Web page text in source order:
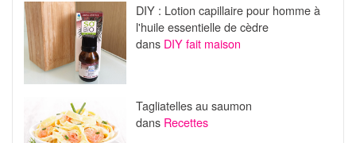
DIY : Lotion capillaire pour homme à
l'huile essentielle de cèdre
dans DIY fait maison
Tagliatelles au saumon
dans Recettes